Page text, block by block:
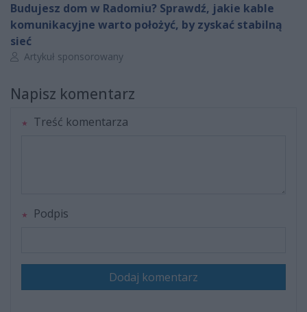
Budujesz dom w Radomiu? Sprawdź, jakie kable
komunikacyjne warto położyć, by zyskać stabilną
sieć
Autor artykułu:
Artykuł sponsorowany
Napisz komentarz
Treść komentarza
Podpis
Dodaj komentarz